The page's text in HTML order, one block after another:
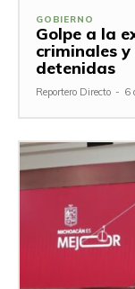
GOBIERNO
Golpe a la
criminales
detenidas
Reportero Directo - 6